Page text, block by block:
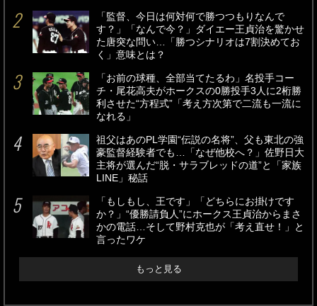
「監督、今日は何対何で勝つつもりなんで
す？」「なんで今？」ダイエー王貞治を驚かせ
た唐突な問い…「勝つシナリオは7割決めてお
く」意味とは？
「お前の球種、全部当てたるわ」名投手コー
チ・尾花高夫がホークスの0勝投手3人に2桁勝
利させた“方程式”「考え方次第で二流も一流に
なれる」
祖父はあのPL学園“伝説の名将”、父も東北の強
豪監督経験者でも…「なぜ他校へ？」佐野日大
主将が選んだ“脱・サラブレッドの道”と「家族
LINE」秘話
「もしもし、王です」「どちらにお掛けです
か？」“優勝請負人”にホークス王貞治からまさ
かの電話…そして野村克也が「考え直せ！」と
言ったワケ
もっと見る